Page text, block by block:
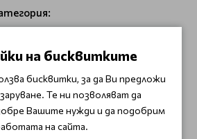
(0)
на бисквитките
бисквитки, за да Ви предложи
Те ни позволяват да
Вашите нужди и да подобрим
на сайта.